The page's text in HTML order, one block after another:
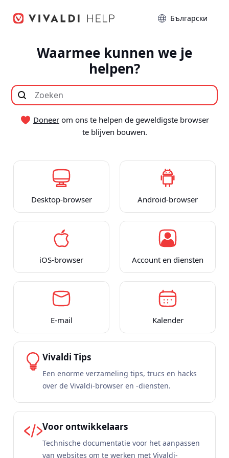
naar
Taal
Waarmee kunnen we je
helpen?
Doneer om ons te helpen de geweldigste browser
te blijven bouwen.
Desktop-browser Android-browser
iOS-browser Account en diensten
E-mail Kalender
Vivaldi Tips
Een enorme verzameling tips, trucs en hacks
over de Vivaldi-browser en -diensten.
Voor ontwikkelaars
Technische documentatie voor het aanpassen
van websites om te werken met Vivaldi-